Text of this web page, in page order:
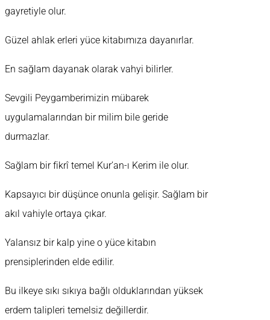
gayretiyle olur.
Güzel ahlak erleri yüce kitabımıza dayanırlar.
En sağlam dayanak olarak vahyi bilirler.
Sevgili Peygamberimizin mübarek
uygulamalarından bir milim bile geride
durmazlar.
Sağlam bir fikrî temel Kur’an-ı Kerim ile olur.
Kapsayıcı bir düşünce onunla gelişir. Sağlam bir
akıl vahiyle ortaya çıkar.
Yalansız bir kalp yine o yüce kitabın
prensiplerinden elde edilir.
Bu ilkeye sıkı sıkıya bağlı olduklarından yüksek
erdem talipleri temelsiz değillerdir.